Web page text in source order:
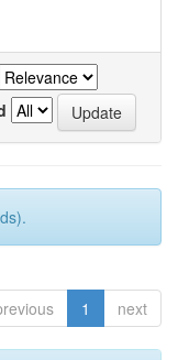
1 next